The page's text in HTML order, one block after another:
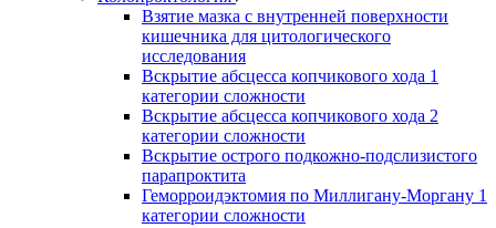
Взятие мазка с внутренней поверхности
кишечника для цитологического
исследования
Вскрытие абсцесса копчикового хода 1
категории сложности
Вскрытие абсцесса копчикового хода 2
категории сложности
Вскрытие острого подкожно-подслизистого
парапроктита
Геморроидэктомия по Миллигану-Моргану 1
категории сложности